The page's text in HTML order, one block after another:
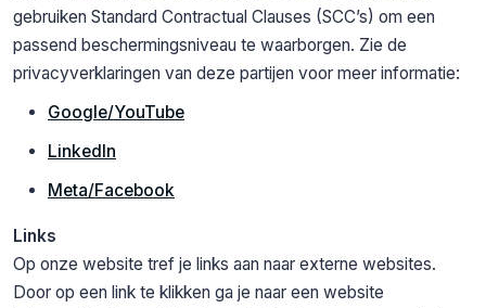
gebruiken Standard Contractual Clauses (SCC’s) om een
passend beschermingsniveau te waarborgen. Zie de
privacyverklaringen van deze partijen voor meer informatie:
Google/YouTube
LinkedIn
Meta/Facebook
Links
Op onze website tref je links aan naar externe websites.
Door op een link te klikken ga je naar een website